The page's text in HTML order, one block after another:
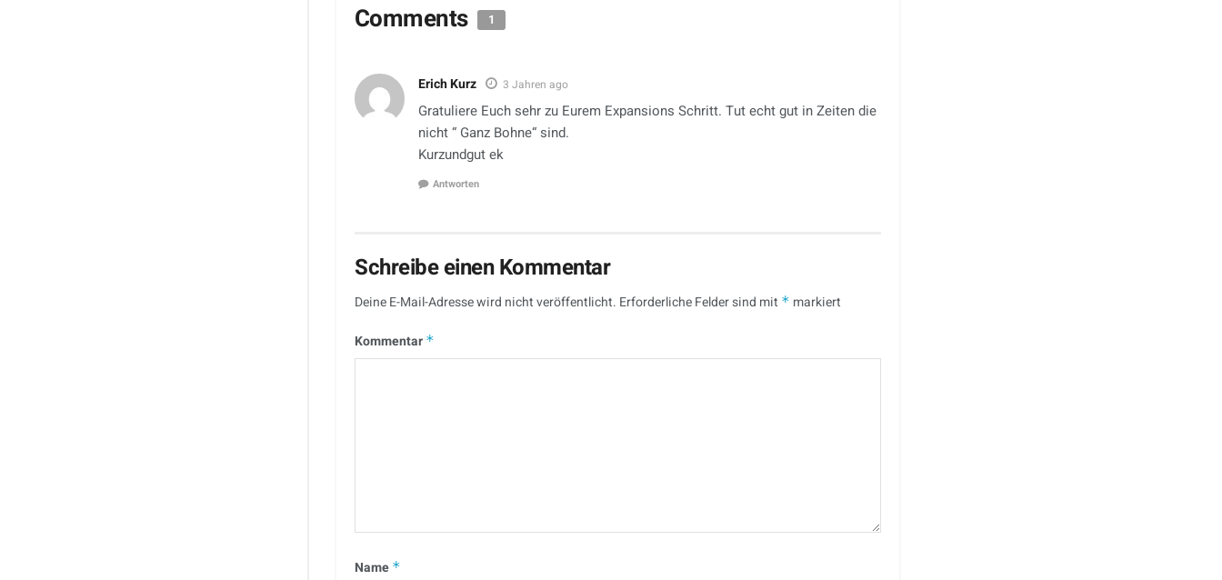
Comments 1
Erich Kurz 3 Jahren ago
Gratuliere Euch sehr zu Eurem Expansions Schritt. Tut echt gut in Zeiten die
nicht “ Ganz Bohne“ sind.
Kurzundgut ek
Antworten
Schreibe einen Kommentar
Deine E-Mail-Adresse wird nicht veröffentlicht. Erforderliche Felder sind mit * markiert
Kommentar *
Name *